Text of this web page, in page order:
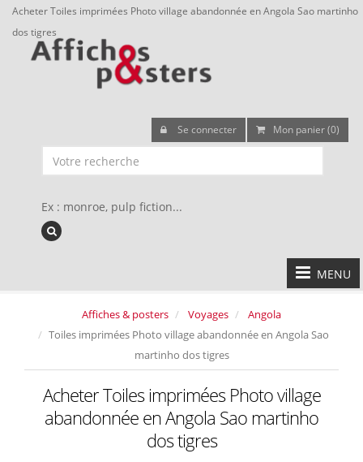
Acheter Toiles imprimées Photo village abandonnée en Angola Sao martinho
dos tigres
Se connecter Mon panier (0)
Ex : monroe, pulp fiction...
MENU
Affiches & posters Voyages
Angola
Toiles imprimées Photo village abandonnée en Angola Sao
martinho dos tigres
Acheter Toiles imprimées Photo village
abandonnée en Angola Sao martinho
dos tigres